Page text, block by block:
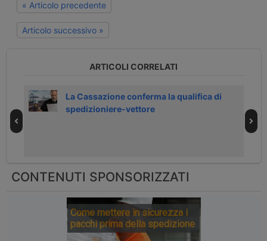
« Articolo precedente
Articolo successivo »
ARTICOLI CORRELATI
La Cassazione conferma la qualifica di
spedizioniere-vettore
CONTENUTI SPONSORIZZATI
Come mettere in sicurezza i
pacchi prima della spedizione